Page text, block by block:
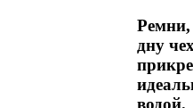
Ремни,
дну
водой.